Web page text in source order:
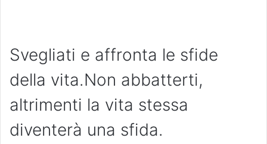
Svegliati e affronta le sfide
della vita.Non abbatterti,
altrimenti la vita stessa
diventerà una sfida.